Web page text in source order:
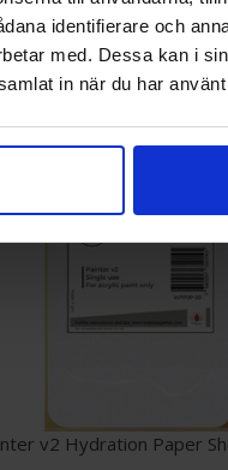
identifierare och
med. Dessa kan i
in när du har
SEK
v2 Hydration Paper